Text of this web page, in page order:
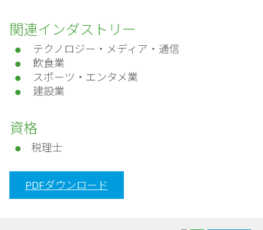
関連インダストリー
テクノロジー・メディア・通信
飲食業
スポーツ・エンタメ業
建設業
資格
税理士
PDFダウンロード